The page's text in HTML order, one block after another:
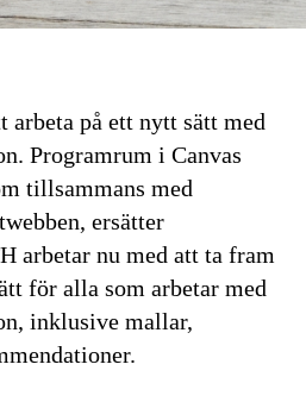
på ett nytt sätt med
Programrum i Canvas
tillsammans med
ersätter
arbetar nu med att ta fram
för alla som arbetar med
inklusive mallar,